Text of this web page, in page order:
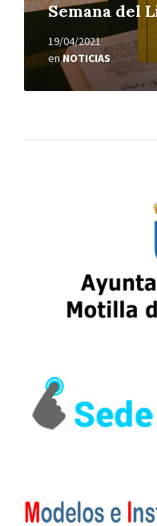
Semana del
19/04/2021
enNOTICIAS